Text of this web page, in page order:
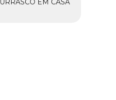
EM CASA